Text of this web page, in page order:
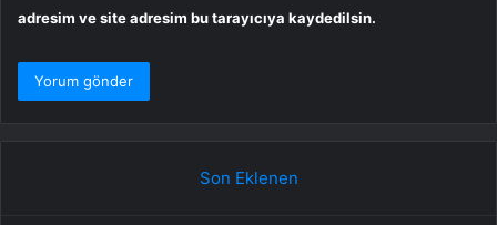
adresim ve site adresim bu tarayıcıya kaydedilsin.
Son Eklenen